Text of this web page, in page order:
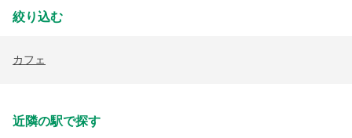
絞り込む
カフェ
近隣の駅で探す